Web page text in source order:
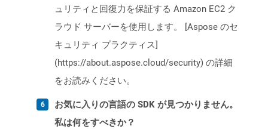
ュリティと回復力を保証する Amazon EC2 ク
ラウド サーバーを使用します。 [Aspose のセ
キュリティ プラクティス]
(https://about.aspose.cloud/security) の詳細
をお読みください。
お気に入りの言語の SDK が見つかりません。
私は何をすべきか？